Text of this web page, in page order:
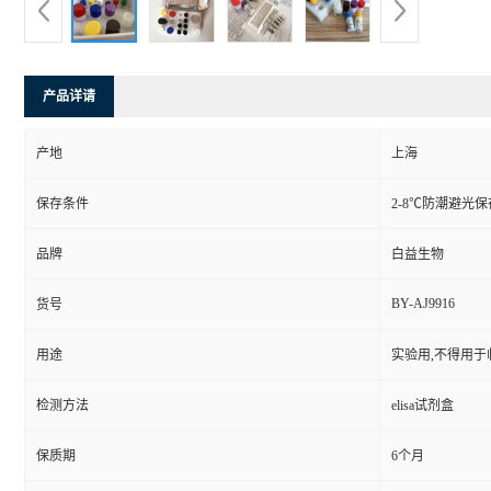
产品详请
产地 上海
保存条件 2-8℃防潮避光保
品牌 白益生物
货号 BY-AJ9916
用途 实验用,不得用于
检测方法 elisa试剂盒
保质期 6个月